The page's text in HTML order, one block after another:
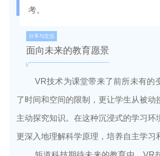
考。
分享与交流
面向未来的教育愿景
VR技术为课堂带来了前所未有的
了时间和空间的限制，更让学生从被动
主动探究知识。在这种沉浸式的学习环
更深入地理解科学原理，培养自主学习